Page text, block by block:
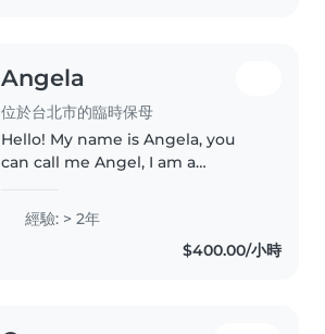
Angela
位於台北市的臨時保母
Hello! My name is Angela, you
can call me Angel, I am a
with a strong background in
education. By profession, I am a
teacher, which has given me
經驗: > 2年
$400.00/小時